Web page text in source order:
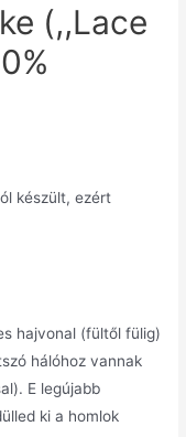
(,,Lace
készült, ezért
hajvonal (fültől fülig)
hálóhoz vannak
E legújabb
ki a homlok